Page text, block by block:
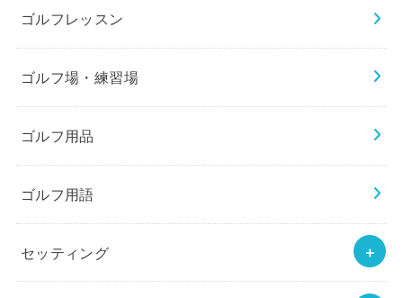
ゴルフレッスン
ゴルフ場・練習場
ゴルフ用品
ゴルフ用語
セッティング